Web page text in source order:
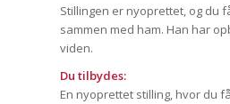
Stillingen er nyoprettet, og
sammen med ham. Han har
viden.
Du tilbydes:
En nyoprettet stilling, hvor du